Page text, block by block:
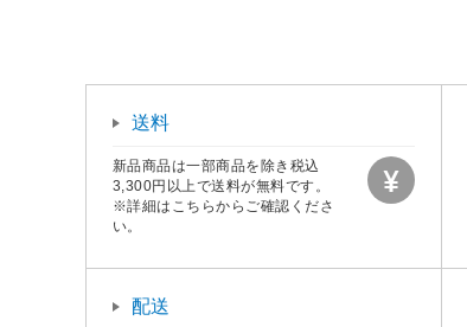
送料
新品商品は一部商品を除き税込
3,300円以上で送料が無料です。
※詳細はこちらからご確認くださ
い。
配送